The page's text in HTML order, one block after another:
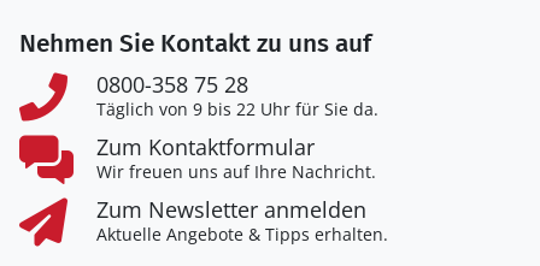
Nehmen Sie Kontakt zu uns auf
0800-358 75 28
Täglich von 9 bis 22 Uhr für Sie da.
Zum Kontaktformular
Wir freuen uns auf Ihre Nachricht.
Zum Newsletter anmelden
Aktuelle Angebote & Tipps erhalten.